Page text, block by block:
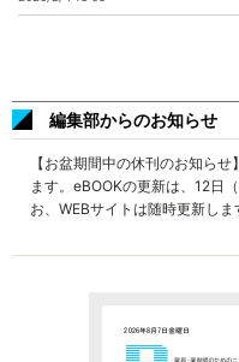
編集部からのお知らせ
【お盆期間中の休刊のお知ら
ます。eBOOKの更新は、12日
お、WEBサイトは随時更新しま